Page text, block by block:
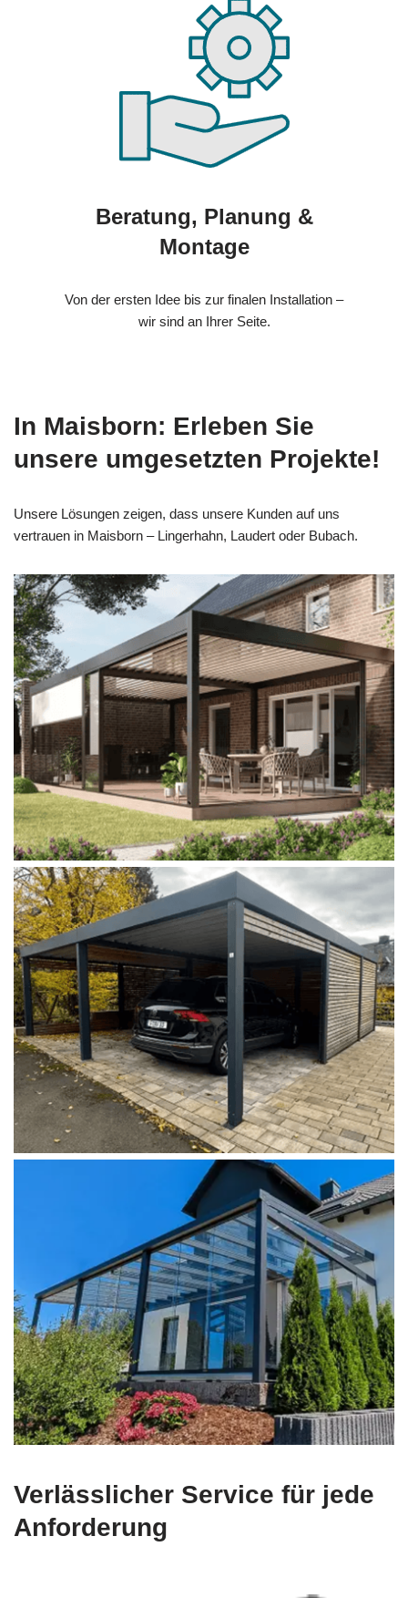
Beratung, Planung &
Montage
Von der ersten Idee bis zur finalen Installation –
wir sind an Ihrer Seite.
In Maisborn: Erleben Sie
unsere umgesetzten Projekte!
Unsere Lösungen zeigen, dass unsere Kunden auf uns
vertrauen in Maisborn – Lingerhahn, Laudert oder Bubach.
Verlässlicher Service für jede
Anforderung